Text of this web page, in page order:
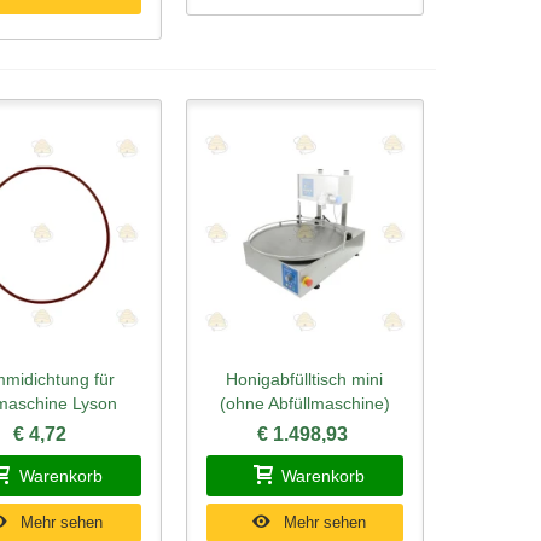
für
Lyson
€ 4,72
Warenkorb
Mehr sehen
Schnellansicht
Honigabfülltisch mini
(ohne Abfüllmaschine)
€ 1.498,93
Warenkorb
Mehr sehen